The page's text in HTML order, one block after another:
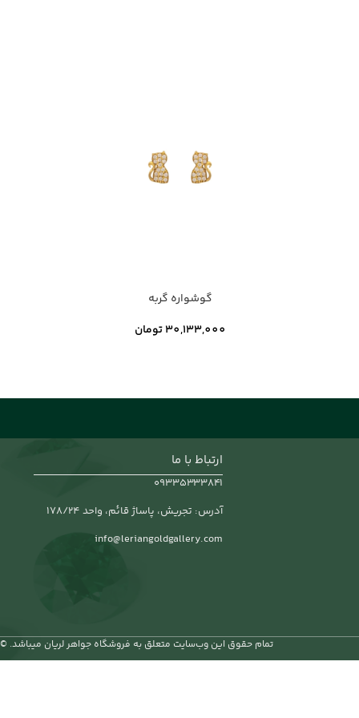
گوشواره گربه
30,133,000تومان
ارتباط با ما
۰۹۳۳۵۳۳۳۸۴۱
آدرس: تجریش، پاساژ قائم، واحد 178/24
info@leriangoldgallery.com
تمام حقوق اين وب‌سايت متعلق به فروشگاه جواهر لریان میباشد. ©